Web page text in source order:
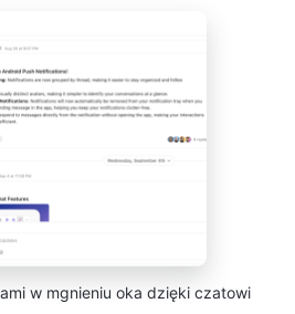
w mgnieniu oka dzięki czatowi